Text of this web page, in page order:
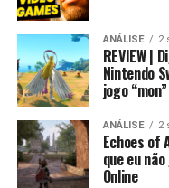
ANÁLISE 2
REVIEW |
Nintendo
jogo
ANÁLISE 2
Echoes of
que eu
Online